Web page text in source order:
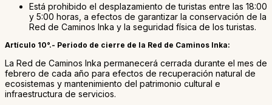
Está prohibido el desplazamiento de turistas entre las 18:00
y 5:00 horas, a efectos de garantizar la conservación de la
Red de Caminos Inka y la seguridad física de los turistas.
Artículo 10°.- Periodo de cierre de la Red de Caminos Inka:
La Red de Caminos Inka permanecerá cerrada durante el mes de
febrero de cada año para efectos de recuperación natural de
ecosistemas y mantenimiento del patrimonio cultural e
infraestructura de servicios.